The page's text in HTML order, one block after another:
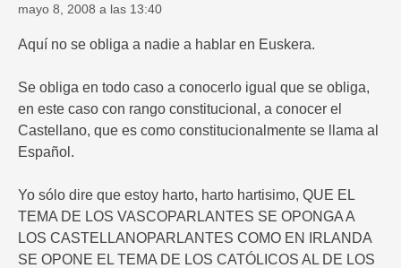
mayo 8, 2008 a las 13:40
Aquí no se obliga a nadie a hablar en Euskera.
Se obliga en todo caso a conocerlo igual que se obliga,
en este caso con rango constitucional, a conocer el
Castellano, que es como constitucionalmente se llama al
Español.
Yo sólo dire que estoy harto, harto hartisimo, QUE EL
TEMA DE LOS VASCOPARLANTES SE OPONGA A
LOS CASTELLANOPARLANTES COMO EN IRLANDA
SE OPONE EL TEMA DE LOS CATÓLICOS AL DE LOS